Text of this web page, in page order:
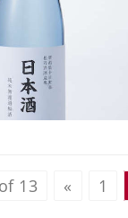
13 « 1